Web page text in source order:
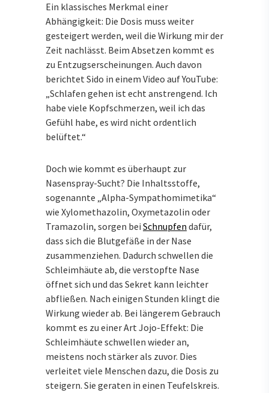
Ein klassisches Merkmal einer
Abhängigkeit: Die Dosis muss weiter
gesteigert werden, weil die Wirkung mir der
Zeit nachlässt. Beim Absetzen kommt es
zu Entzugserscheinungen. Auch davon
berichtet Sido in einem Video auf YouTube:
„Schlafen gehen ist echt anstrengend. Ich
habe viele Kopfschmerzen, weil ich das
Gefühl habe, es wird nicht ordentlich
belüftet.“
Doch wie kommt es überhaupt zur
Nasenspray-Sucht? Die Inhaltsstoffe,
sogenannte „Alpha-Sympathomimetika“
wie Xylomethazolin, Oxymetazolin oder
Tramazolin, sorgen bei Schnupfen dafür,
dass sich die Blutgefäße in der Nase
zusammenziehen. Dadurch schwellen die
Schleimhäute ab, die verstopfte Nase
öffnet sich und das Sekret kann leichter
abfließen. Nach einigen Stunden klingt die
Wirkung wieder ab. Bei längerem Gebrauch
kommt es zu einer Art Jojo-Effekt: Die
Schleimhäute schwellen wieder an,
meistens noch stärker als zuvor. Dies
verleitet viele Menschen dazu, die Dosis zu
steigern. Sie geraten in einen Teufelskreis.